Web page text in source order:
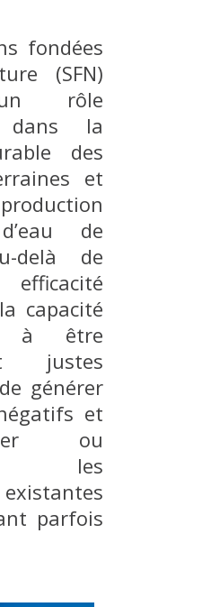
ET TECHNIQUES
fondées
(SFN)
rôle
dans la
des
et
de
delà de
capacité
à être
justes
générer
et
ou
les
parfois